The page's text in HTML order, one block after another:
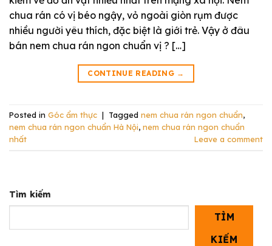
chua rán có vị béo ngậy, vỏ ngoài giòn rụm được
nhiều người yêu thích, đặc biệt là giới trẻ. Vậy ở đâu
bán nem chua rán ngon chuẩn vị ? […]
CONTINUE READING →
Posted in Góc ẩm thực | Tagged nem chua rán ngon chuẩn,
nem chua rán ngon chuẩn Hà Nội, nem chua rán ngon chuẩn
nhất
Leave a comment
Tìm kiếm
TÌM
KIẾM